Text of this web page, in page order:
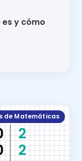
es y cómo
de Matemáticas